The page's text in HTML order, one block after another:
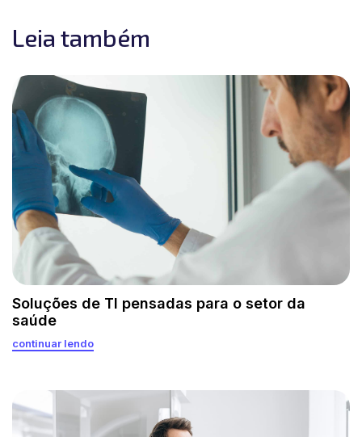
Leia também
Soluções de TI pensadas para o setor da
saúde
continuar lendo